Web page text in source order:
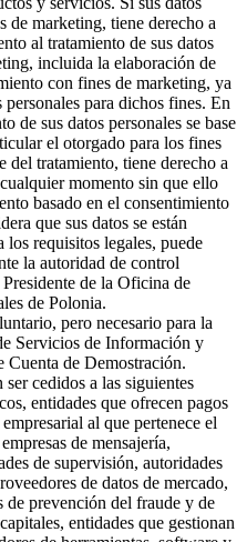
de marketing, tiene derecho a
al tratamiento de sus datos
incluida la elaboración de
con fines de marketing, ya
para dichos fines. En
de sus datos personales se base
el otorgado para los fines
del tratamiento, tiene derecho a
momento sin que ello
basado en el consentimiento
que sus datos se están
los requisitos legales, puede
la autoridad de control
de la Oficina de
de Polonia.
pero necesario para la
Servicios de Información y
de Demostración.
ser cedidos a las siguientes
entidades que ofrecen pagos
al que pertenece el
de mensajería,
de supervisión, autoridades
de datos de mercado,
de prevención del fraude y de
entidades que gestionan